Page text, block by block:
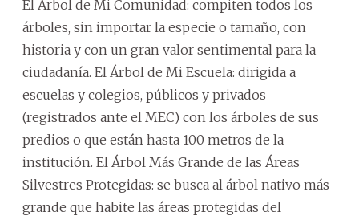
El Árbol de Mi Comunidad: compiten todos los
árboles, sin importar la especie o tamaño, con
historia y con un gran valor sentimental para la
ciudadanía. El Árbol de Mi Escuela: dirigida a
escuelas y colegios, públicos y privados
(registrados ante el MEC) con los árboles de sus
predios o que están hasta 100 metros de la
institución. El Árbol Más Grande de las Áreas
Silvestres Protegidas: se busca al árbol nativo más
grande que habite las áreas protegidas del